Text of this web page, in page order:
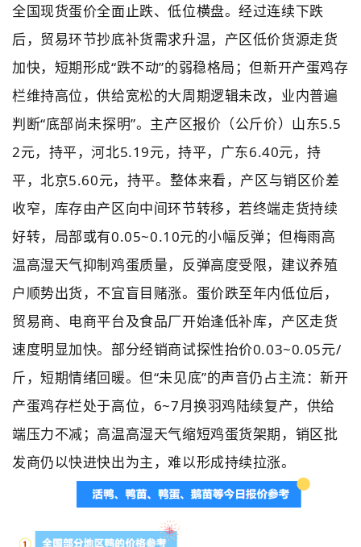
全国现货蛋价全面止跌、低位横盘。经过连续下跌
后，贸易环节抄底补货需求升温，产区低价货源走货
加快，短期形成“跌不动”的弱稳格局；但新开产蛋鸡存
栏维持高位，供给宽松的大周期逻辑未改，业内普遍
判断“底部尚未探明”。主产区报价（公斤价）山东5.5
2元，持平，河北5.19元，持平，广东6.40元，持
平，北京5.60元，持平。整体来看，产区与销区价差
收窄，库存由产区向中间环节转移，若终端走货持续
好转，局部或有0.05~0.10元的小幅反弹；但梅雨高
温高湿天气抑制鸡蛋质量，反弹高度受限，建议养殖
户顺势出货，不宜盲目赌涨。蛋价跌至年内低位后，
贸易商、电商平台及食品厂开始逢低补库，产区走货
速度明显加快。部分经销商试探性抬价0.03~0.05元/
斤，短期情绪回暖。但“未见底”的声音仍占主流：新开
产蛋鸡存栏处于高位，6~7月换羽鸡陆续复产，供给
端压力不减；高温高湿天气缩短鸡蛋货架期，销区批
发商仍以快进快出为主，难以形成持续拉涨。